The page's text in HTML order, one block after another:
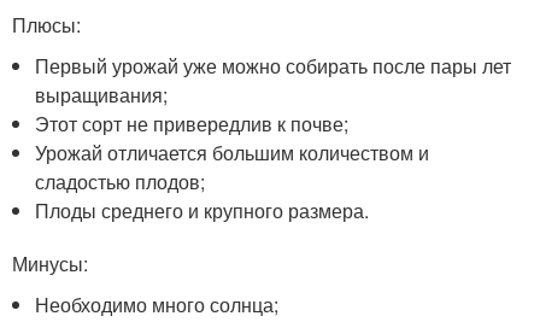
Плюсы:
Первый урожай уже можно собирать после пары лет
выращивания;
Этот сорт не привередлив к почве;
Урожай отличается большим количеством и
сладостью плодов;
Плоды среднего и крупного размера.
Минусы:
Необходимо много солнца;